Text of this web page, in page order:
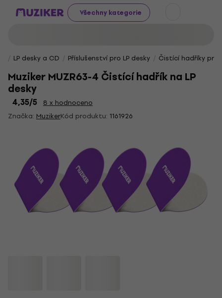
Všechny kategorie
LP desky a CD Příslušenství pro LP desky Čistící hadříky pro
Muziker MUZR63-4 Čistící hadřík na LP
desky
4,35/5
8 x hodnoceno
Značka: MuzikerKód produktu: 1161926